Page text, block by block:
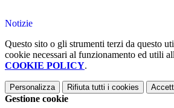
Notizie
Questo sito o gli strumenti terzi da questo
cookie necessari al funzionamento ed utili
COOKIE POLICY.
Personalizza Rifiuta tutti i cookies
Gestione cookie